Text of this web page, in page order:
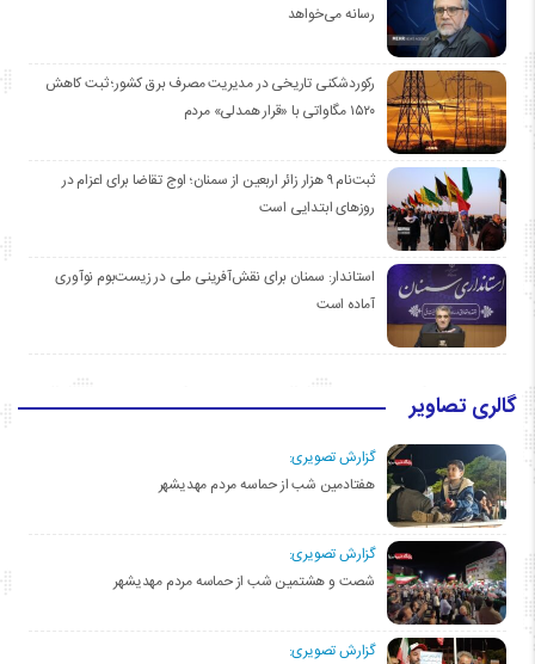
رسانه می‌خواهد
رکوردشکنی تاریخی در مدیریت مصرف برق کشور؛ ثبت کاهش
۱۵۲۰ مگاواتی با «قرار همدلی» مردم
ثبت‌نام ۹ هزار زائر اربعین از سمنان؛ اوج تقاضا برای اعزام در
روزهای ابتدایی است
استاندار: سمنان برای نقش‌آفرینی ملی در زیست‌بوم نوآوری
آماده است
گالری تصاویر
گزارش تصویری:
هفتادمین شب از حماسه مردم مهدیشهر
گزارش تصویری:
شصت و هشتمین شب از حماسه مردم مهدیشهر
گزارش تصویری: